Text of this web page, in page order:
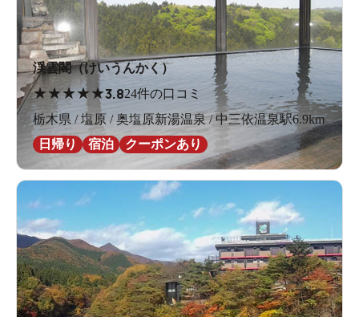
渓雲閣（けいうんかく）
★★★★★3.824件の口コミ
栃木県 / 塩原 / 奥塩原新湯温泉 / 中三依温泉駅6.9km
日帰り
宿泊 クーポンあり